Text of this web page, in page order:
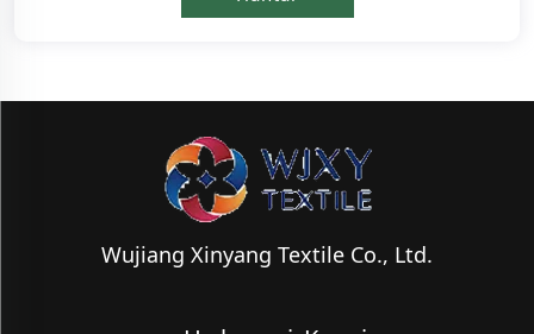
Wujiang Xinyang Textile Co., Ltd.